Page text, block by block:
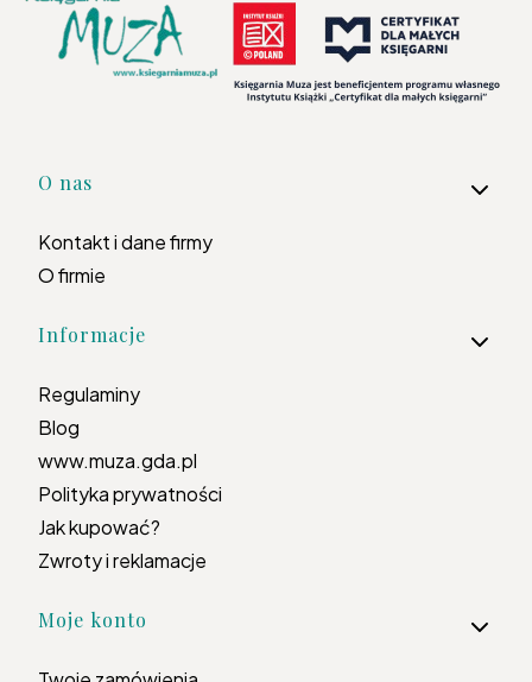
Linki w stopce
O nas
Kontakt i dane firmy
O firmie
Informacje
Regulaminy
Blog
www.muza.gda.pl
Polityka prywatności
Jak kupować?
Zwroty i reklamacje
Moje konto